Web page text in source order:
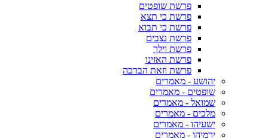
פרשת שופטים
פרשת כי תצא
פרשת כי תבוא
פרשת נצבים
פרשת וילך
פרשת האזינו
פרשת וזאת הברכה
יהושע - מאמרים
שופטים - מאמרים
שמואל - מאמרים
מלכים - מאמרים
ישעיהו - מאמרים
ירמיהו - מאמרים